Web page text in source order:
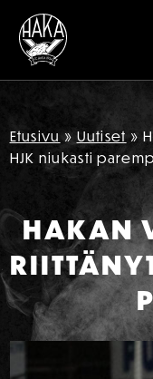
Siirry sisältöön
Etusivu » Uutiset »
HJK niukasti
HAKAN